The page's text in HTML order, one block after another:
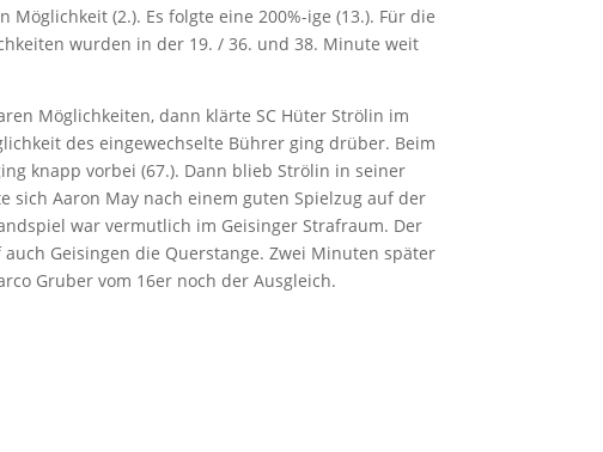
(2.). Es folgte eine 200%-ige (13.). Für die
wurden in der 19. / 36. und 38. Minute weit
Möglichkeiten, dann klärte SC Hüter Strölin im
des eingewechselte Bührer ging drüber. Beim
knapp vorbei (67.). Dann blieb Strölin in seiner
sich Aaron May nach einem guten Spielzug auf der
war vermutlich im Geisinger Strafraum. Der
Geisingen die Querstange. Zwei Minuten später
Gruber vom 16er noch der Ausgleich.